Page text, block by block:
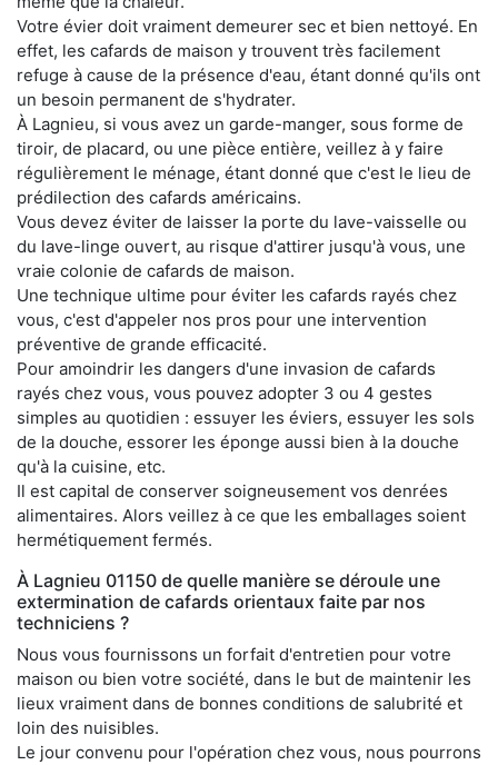
Votre évier doit vraiment demeurer sec et bien nettoyé. En
effet, les cafards de maison y trouvent très facilement
refuge à cause de la présence d'eau, étant donné qu'ils ont
un besoin permanent de s'hydrater.
À Lagnieu, si vous avez un garde-manger, sous forme de
tiroir, de placard, ou une pièce entière, veillez à y faire
régulièrement le ménage, étant donné que c'est le lieu de
prédilection des cafards américains.
Vous devez éviter de laisser la porte du lave-vaisselle ou
du lave-linge ouvert, au risque d'attirer jusqu'à vous, une
vraie colonie de cafards de maison.
Une technique ultime pour éviter les cafards rayés chez
vous, c'est d'appeler nos pros pour une intervention
préventive de grande efficacité.
Pour amoindrir les dangers d'une invasion de cafards
rayés chez vous, vous pouvez adopter 3 ou 4 gestes
simples au quotidien : essuyer les éviers, essuyer les sols
de la douche, essorer les éponge aussi bien à la douche
qu'à la cuisine, etc.
Il est capital de conserver soigneusement vos denrées
alimentaires. Alors veillez à ce que les emballages soient
hermétiquement fermés.
À Lagnieu 01150 de quelle manière se déroule une
extermination de cafards orientaux faite par nos
techniciens ?
Nous vous fournissons un forfait d'entretien pour votre
maison ou bien votre société, dans le but de maintenir les
lieux vraiment dans de bonnes conditions de salubrité et
loin des nuisibles.
Le jour convenu pour l'opération chez vous, nous pourrons